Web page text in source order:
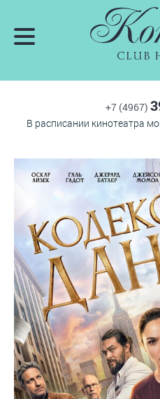
+7 (4967)
В расписании кинотеатра